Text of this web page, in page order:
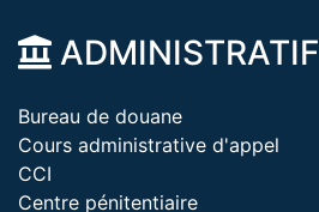
ADMINISTRATIF
Bureau de douane
Cours administrative d'appel
CCI
Centre pénitentiaire